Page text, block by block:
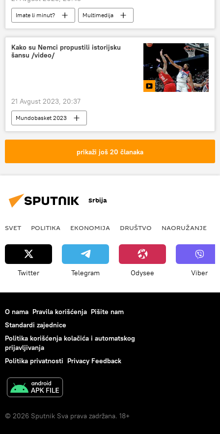
Imate li minut? Multimedija
Kako su Nemci propustili istorijsku
šansu /video/
21 Avgust 2023, 20:37
Mundobasket 2023
Mundobasket 2023 – multimedija
Sport
prikaži još 20 članaka
Srbija
SVET POLITIKA EKONOMIJA DRUŠTVO NAORUŽANJE
Twitter Telegram Odysee Viber
O nama Pravila korišćenja Pišite nam
Standardi zajednice
Politika korišćenja kolačića i automatskog
prijavljivanja
Politika privatnosti Privacy Feedback
© 2026 Sputnik Sva prava zadržana. 18+